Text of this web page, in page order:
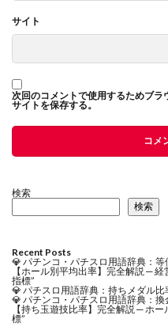
サイト
次回のコメントで使用するためブラ
サイトを保存する。
検索
検索
Recent Posts
💎 パチンコ・パチスロ用語辞典：
【ホール別平均出率】完全解説 ─
指標”
💎 パチスロ用語辞典：持ちメダル比
💎 パチンコ・パチスロ用語辞典：
【持ち玉遊技比率】完全解説 ─ ホ
標”